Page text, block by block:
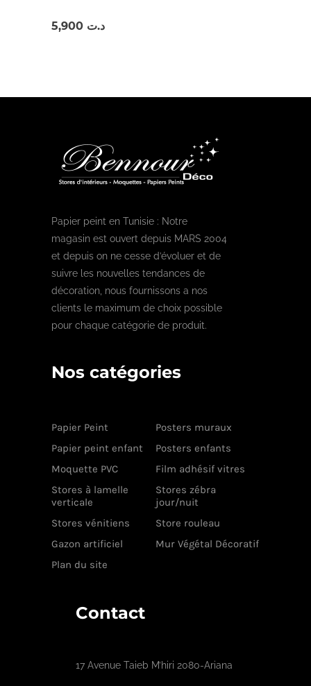
د.ت
Papier peint en Tunisie : Notre
magasin est ouvert depuis MARS 2004
et depuis on ne cesse d’évoluer et de
suivre les nouvelles tendances de
décoration, nous fournissons a nos
clients le maximum de choix possible
pour chaque catégorie de produit.
Nos catégories
Papier Peint
Posters muraux
Papier peint enfant
Posters enfants
Moquette PVC
Film adhésif vitres
Stores à lamelle
verticale
Stores zébra
jour/nuit
Stores vénitiens
Store rouleau
Gazon artificiel
Mur Végétal Décoratif
Plan du site
Contact
17 Avenue Taieb M’hiri 2080-Ariana